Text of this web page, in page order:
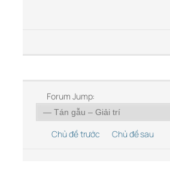
Forum Jump:
Chủ đề trước Chủ đề sau